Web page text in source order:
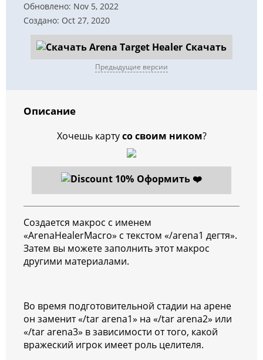
Обновлено: Nov 5, 2022
Создано: Oct 27, 2020
Скачать
Предыдущие версии
Описание
Хочешь картусо своим ником?
Оформить ❤️
Создается макрос с именем
«ArenaHealerMacro» с текстом «/arena1 дегтя».
Затем вы можете заполнить этот макрос
другими материалами.
Во время подготовительной стадии на арене
он заменит «/tar arena1» на «/tar arena2» или
«/tar arena3» в зависимости от того, какой
вражеский игрок имеет роль целителя.